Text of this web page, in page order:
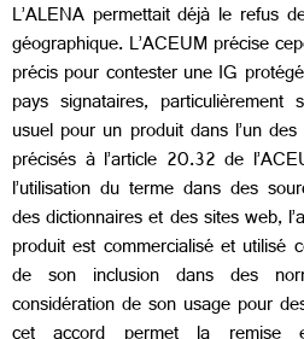
L’ALENA permettait déjà le refus
géographique. L’ACEUM précise
précis pour contester une IG
pays signataires,
usuel pour un produit dans l’un
précisés à l’article 20.32 de
l’utilisation du terme dans des
des dictionnaires et des sites web,
produit est commercialisé et utilisé
de son inclusion dans des
considération de son usage pour